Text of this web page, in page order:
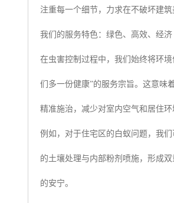
注重每一个细节，力求在不破坏建
我们的服务特色：绿色、高效、经济
在虫害控制过程中，我们始终将环
们多一份健康”的服务宗旨。这意味
精准施治，减少对室内空气和居住环
例如，对于住宅区的白蚁问题，我
的土壤处理与内部粉剂喷施，形成
的安宁。